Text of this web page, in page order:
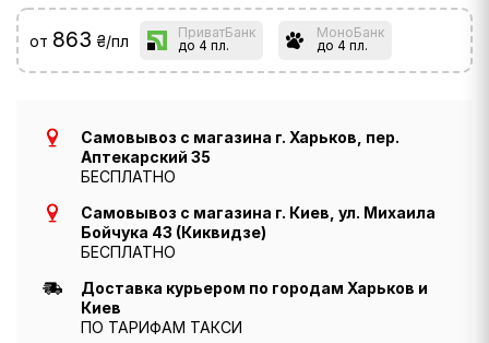
от 863 ₴/пл
ПриватБанк
до 4 пл.
МоноБанк
до 4 пл.
Самовывоз с магазина г. Харьков, пер.
Аптекарский 35
БЕСПЛАТНО
Самовывоз с магазина г. Киев, ул. Михаила
Бойчука 43 (Киквидзе)
БЕСПЛАТНО
Доставка курьером по городам Харьков и
Киев
ПО ТАРИФАМ ТАКСИ